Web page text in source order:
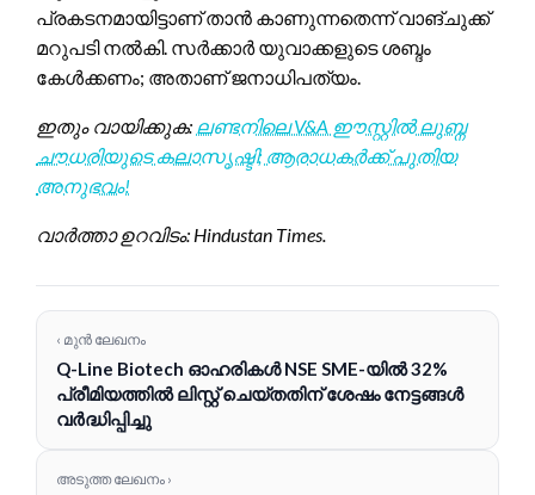
പ്രകടനമായിട്ടാണ് താൻ കാണുന്നതെന്ന് വാങ്ചുക്ക്
മറുപടി നൽകി. സർക്കാർ യുവാക്കളുടെ ശബ്ദം
കേൾക്കണം; അതാണ് ജനാധിപത്യം.
ഇതും വായിക്കുക: ലണ്ടനിലെ V&A ഈസ്റ്റിൽ ലുബ്ന
ചൗധരിയുടെ കലാസൃഷ്ടി; ആരാധകർക്ക് പുതിയ
അനുഭവം!
വാർത്താ ഉറവിടം: Hindustan Times.
‹ മുൻ ലേഖനം
Q-Line Biotech ഓഹരികൾ NSE SME-യിൽ 32%
പ്രീമിയത്തിൽ ലിസ്റ്റ് ചെയ്തതിന് ശേഷം നേട്ടങ്ങൾ
വർദ്ധിപ്പിച്ചു
അടുത്ത ലേഖനം ›